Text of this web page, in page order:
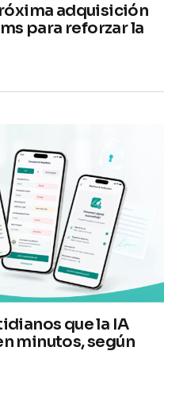
adquisición
para reforzar la
que la IA
minutos, según